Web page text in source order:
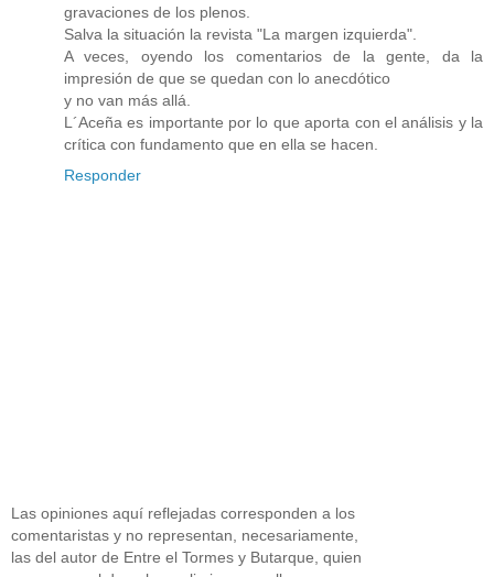
gravaciones de los plenos.
Salva la situación la revista "La margen izquierda".
A veces, oyendo los comentarios de la gente, da la
impresión de que se quedan con lo anecdótico
y no van más allá.
L´Aceña es importante por lo que aporta con el análisis y la
crítica con fundamento que en ella se hacen.
Responder
Las opiniones aquí reflejadas corresponden a los
comentaristas y no representan, necesariamente,
las del autor de Entre el Tormes y Butarque, quien